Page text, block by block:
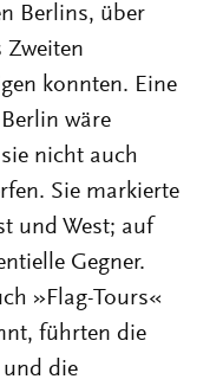
Berlins, über
Zweiten
konnten. Eine
wäre
nicht auch
Sie markierte
und West; auf
Gegner.
»Flag-Tours«
führten die
die